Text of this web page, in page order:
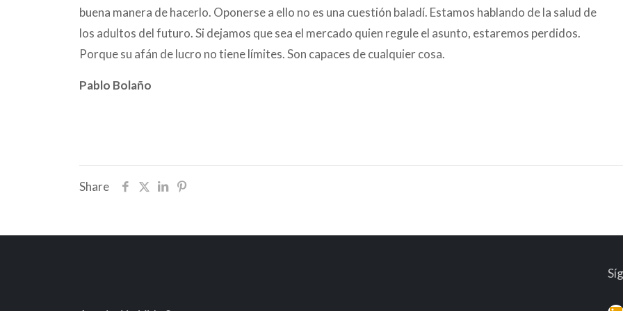
buena manera de hacerlo. Oponerse a ello no es una cuestión baladí. Estamos hablando de la salud de
los adultos del futuro. Si dejamos que sea el mercado quien regule el asunto, estaremos perdidos.
Porque su afán de lucro no tiene límites. Son capaces de cualquier cosa.
Pablo Bolaño
Share